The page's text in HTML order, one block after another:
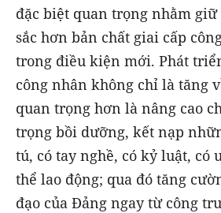
đặc biệt quan trọng nhằm
sắc hơn bản chất giai cấp
trong điều kiện mới. Phát
công nhân không chỉ là tăng
quan trọng hơn là nâng cao
trọng bồi dưỡng, kết nạp
tú, có tay nghề, có kỷ luật, có
thể lao động; qua đó tăng
đạo của Đảng ngay từ công